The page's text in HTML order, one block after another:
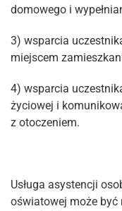
domowego i
3) wsparcia
miejscem
4) wsparcia
życiowej i
z otoczeniem.
Usługa asystencji
oświatowej może być